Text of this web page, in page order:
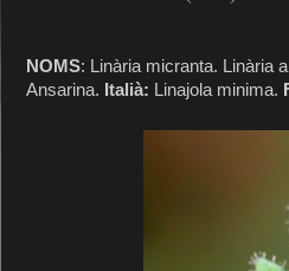
NOMS: Linària micranta. Linària
Ansarina. Italià: Linajola minima.